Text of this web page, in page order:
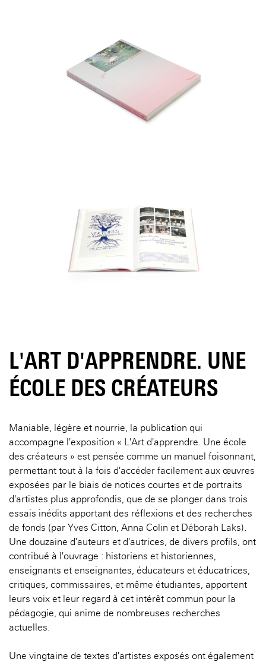
L'ART D'APPRENDRE. UNE
ÉCOLE DES CRÉATEURS
Maniable, légère et nourrie, la publication qui
accompagne l'exposition « L'Art d'apprendre. Une école
des créateurs » est pensée comme un manuel foisonnant,
permettant tout à la fois d'accéder facilement aux œuvres
exposées par le biais de notices courtes et de portraits
d'artistes plus approfondis, que de se plonger dans trois
essais inédits apportant des réflexions et des recherches
de fonds (par Yves Citton, Anna Colin et Déborah Laks).
Une douzaine d'auteurs et d'autrices, de divers profils, ont
contribué à l'ouvrage : historiens et historiennes,
enseignants et enseignantes, éducateurs et éducatrices,
critiques, commissaires, et même étudiantes, apportent
leurs voix et leur regard à cet intérêt commun pour la
pédagogie, qui anime de nombreuses recherches
actuelles.
Une vingtaine de textes d'artistes exposés ont également